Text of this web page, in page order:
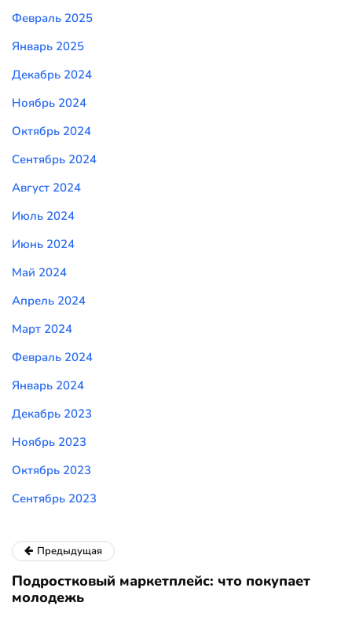
Февраль 2025
Январь 2025
Декабрь 2024
Ноябрь 2024
Октябрь 2024
Сентябрь 2024
Август 2024
Июль 2024
Июнь 2024
Май 2024
Апрель 2024
Март 2024
Февраль 2024
Январь 2024
Декабрь 2023
Ноябрь 2023
Октябрь 2023
Сентябрь 2023
Предыдущая
Подростковый маркетплейс: что покупает
молодежь